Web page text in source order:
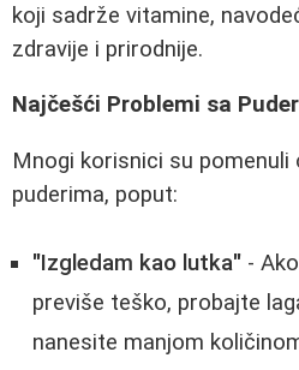
koji sadrže vitamine,
zdravije i prirodnije.
Najčešći Problemi sa
Mnogi korisnici su
puderima, poput:
"Izgledam kao lutka" -
previše teško, probajte
nanesite manjom